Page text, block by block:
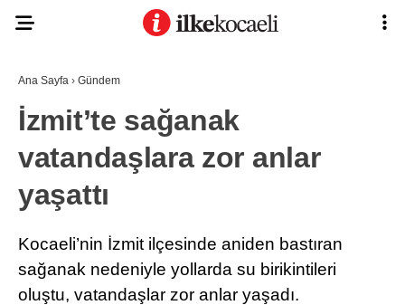
Ana Sayfa › Gündem
İzmit’te sağanak
vatandaşlara zor anlar
yaşattı
Kocaeli’nin İzmit ilçesinde aniden bastıran
sağanak nedeniyle yollarda su birikintileri
oluştu, vatandaşlar zor anlar yaşadı.